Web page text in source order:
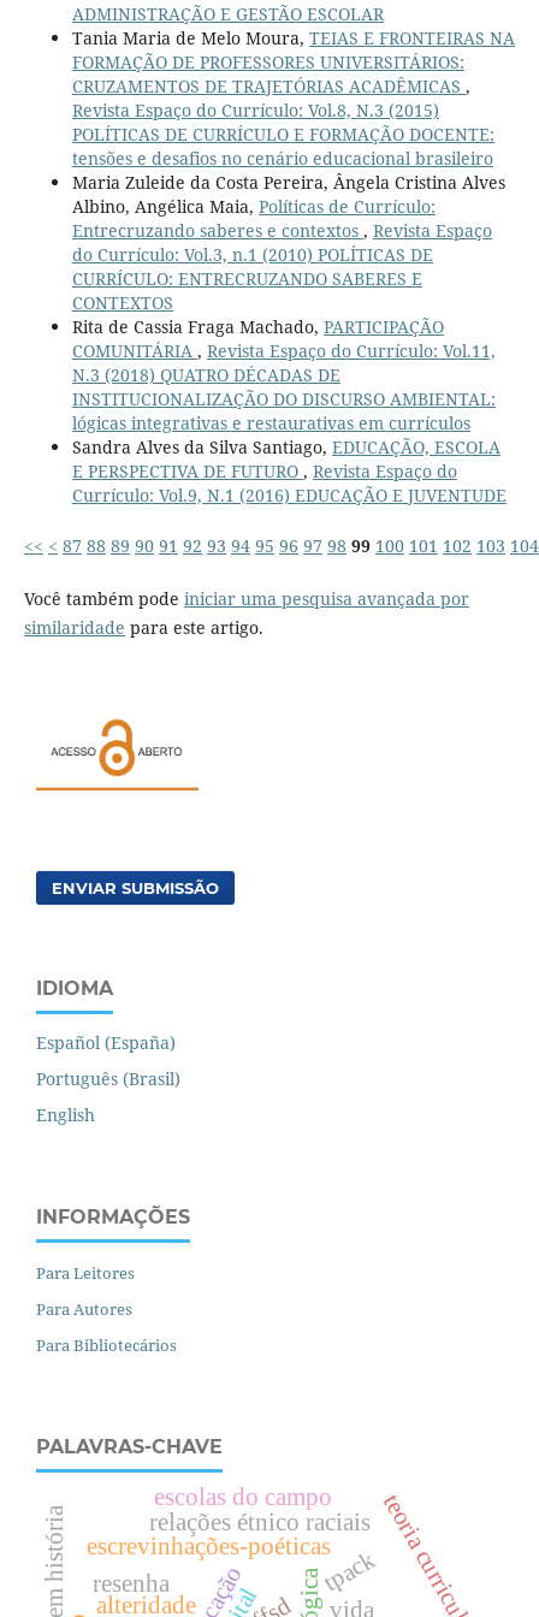
ADMINISTRAÇÃO E GESTÃO ESCOLAR
Tania Maria de Melo Moura, TEIAS E FRONTEIRAS NA
FORMAÇÃO DE PROFESSORES UNIVERSITÁRIOS:
CRUZAMENTOS DE TRAJETÓRIAS ACADÊMICAS ,
Revista Espaço do Currículo: Vol.8, N.3 (2015)
POLÍTICAS DE CURRÍCULO E FORMAÇÃO DOCENTE:
tensões e desafios no cenário educacional brasileiro
Maria Zuleide da Costa Pereira, Ângela Cristina Alves
Albino, Angélica Maia, Políticas de Currículo:
Entrecruzando saberes e contextos , Revista Espaço
do Currículo: Vol.3, n.1 (2010) POLÍTICAS DE
CURRÍCULO: ENTRECRUZANDO SABERES E
CONTEXTOS
Rita de Cassia Fraga Machado, PARTICIPAÇÃO
COMUNITÁRIA , Revista Espaço do Currículo: Vol.11,
N.3 (2018) QUATRO DÉCADAS DE
INSTITUCIONALIZAÇÃO DO DISCURSO AMBIENTAL:
lógicas integrativas e restaurativas em currículos
Sandra Alves da Silva Santiago, EDUCAÇÃO, ESCOLA
E PERSPECTIVA DE FUTURO , Revista Espaço do
Currículo: Vol.9, N.1 (2016) EDUCAÇÃO E JUVENTUDE
<< < 87 88 89 90 91 92 93 94 95 96 97 98 99 100 101 102 103 104
Você também pode iniciar uma pesquisa avançada por
similaridade para este artigo.
ENVIAR SUBMISSÃO
IDIOMA
Español (España)
Português (Brasil)
English
INFORMAÇÕES
Para Leitores
Para Autores
Para Bibliotecários
PALAVRAS-CHAVE
escrevinhações-poéticastpack
alteridade teoria curricular
relações étnico raciais
escolas do campo
vida
resenha